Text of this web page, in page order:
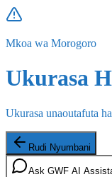
Mkoa wa Morogoro
Ukurasa
Ukurasa unaoutafuta
Rudi Nyumbani
Ask GWF AI